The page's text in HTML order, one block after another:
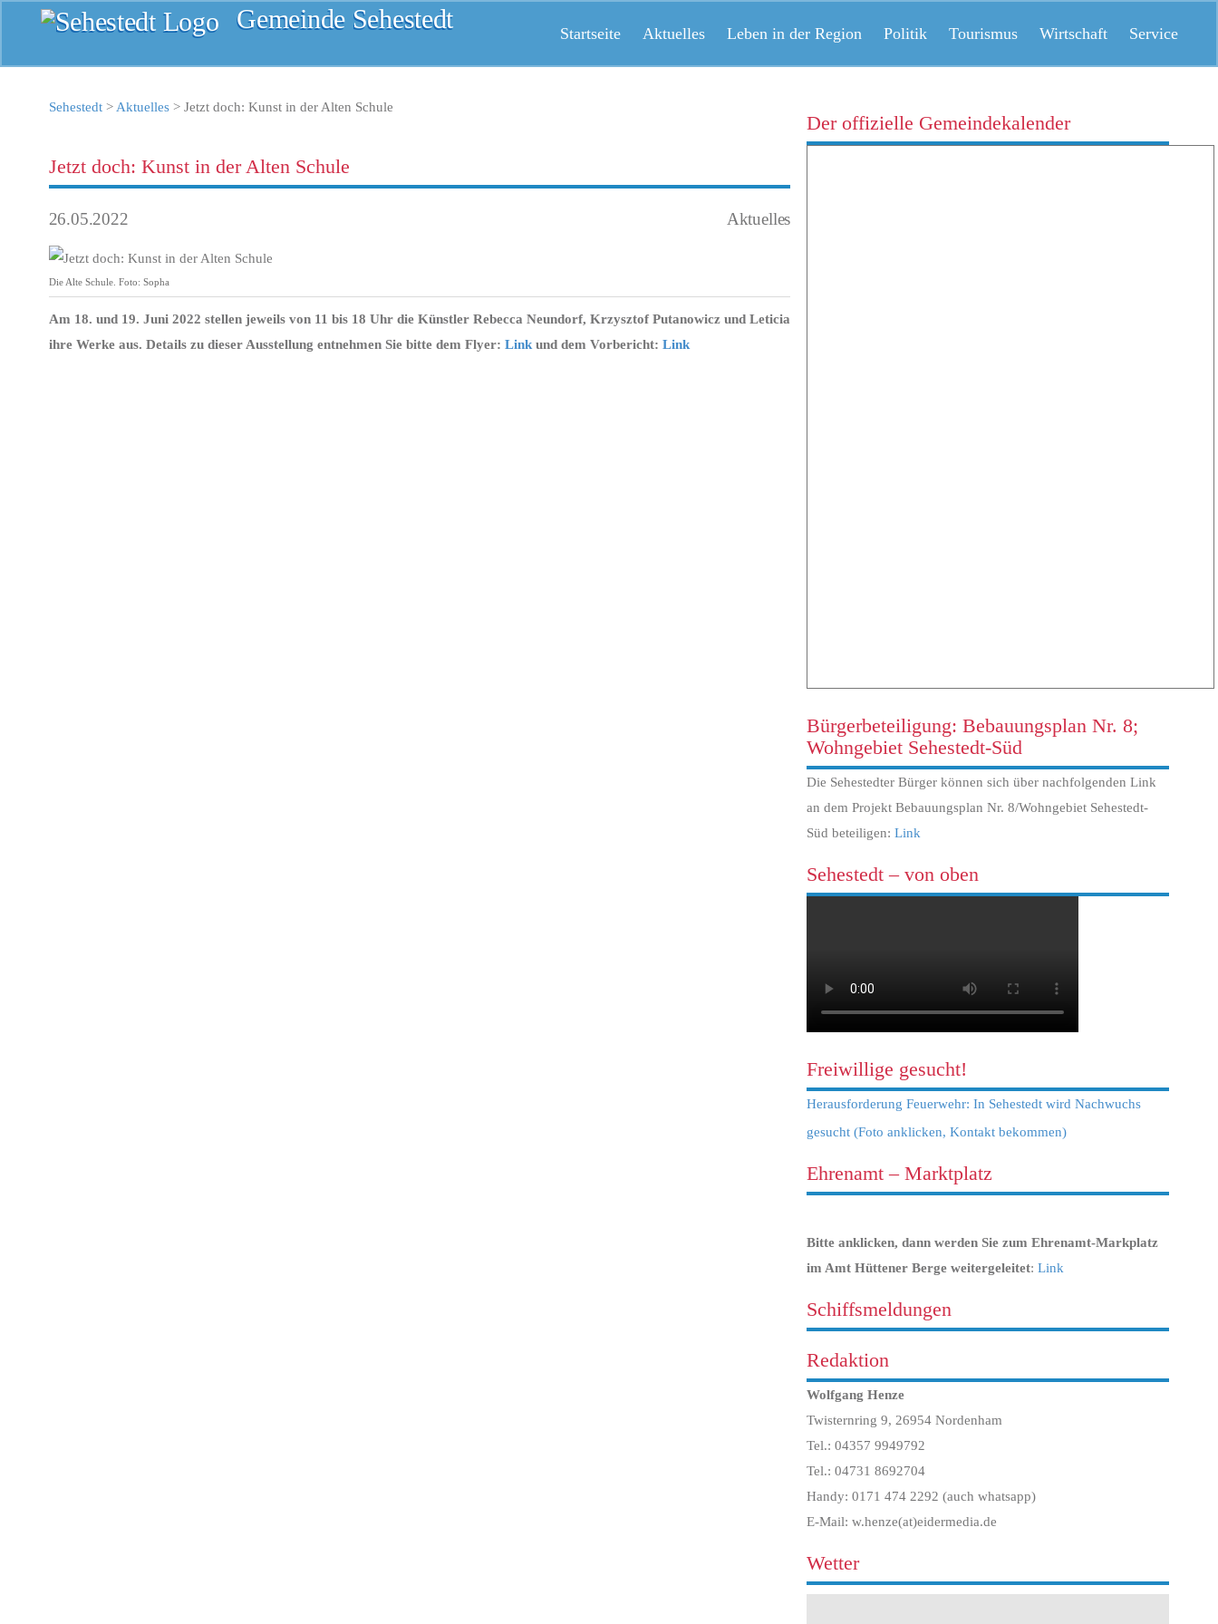
Gemeinde Sehestedt Startseite Aktuelles Leben in der Region Politik Tourismus Wirtschaft Service
Sehestedt> Aktuelles> Jetzt doch: Kunst in der Alten Schule
Jetzt doch: Kunst in der Alten Schule
26.05.2022 Aktuelles
Die Alte Schule. Foto: Sopha
Am 18. und 19. Juni 2022 stellen jeweils von 11 bis 18 Uhr die Künstler Rebecca Neundorf, Krzysztof Putanowicz und Leticia
ihre Werke aus. Details zu dieser Ausstellung entnehmen Sie bitte dem Flyer: Linkund dem Vorbericht: Link
Der offizielle Gemeindekalender
Bürgerbeteiligung: Bebauungsplan Nr. 8;
Wohngebiet Sehestedt-Süd
Die Sehestedter Bürger können sich über nachfolgenden Link
an dem Projekt Bebauungsplan Nr. 8/Wohngebiet Sehestedt-
Süd beteiligen:Link
Sehestedt – von oben
Freiwillige gesucht!
Herausforderung Feuerwehr: In Sehestedt wird Nachwuchs
gesucht (Foto anklicken, Kontakt bekommen)
Ehrenamt – Marktplatz
Bitte anklicken, dann werden Sie zum Ehrenamt-Markplatz
im Amt Hüttener Berge weitergeleitet:Link
Schiffsmeldungen
Redaktion
Wolfgang Henze
Twisternring 9, 26954 Nordenham
Tel.: 04357 9949792
Tel.: 04731 8692704
Handy: 0171 474 2292 (auch whatsapp)
E-Mail: w.henze(at)eidermedia.de
Wetter